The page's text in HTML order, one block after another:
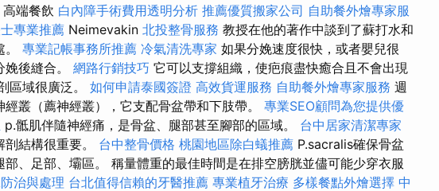
端餐飲 白內障手術費用透明分析 推薦優質搬家公司 自助餐外燴專家服
專業推薦 Neimevakin 北投整骨服務 教授在他的著作中談到了蘇打水和
專業記帳事務所推薦 冷氣清洗專家 如果分娩速度很快，或者嬰兒很
後縫合。 網路行銷技巧 它可以支撐組織，使疤痕盡快癒合且不會出現
區域很廣泛。 如何申請泰國簽證 高效貨運服務 自助餐外燴專家服務 週
叢（薦神經叢），它支配骨盆帶和下肢帶。 專業SEO顧問為您提供優
p.骶肌伴隨神經痛，是骨盆、腿部甚至腳部的區域。 台中居家清潔專家
結構很重要。 台中整骨價格 桃園地區除白蟻推薦 P.sacralis確保骨盆
、足部、壩區。 稱量體重的最佳時間是在排空膀胱並儘可能少穿衣服
治與處理 台北值得信賴的牙醫推薦 專業植牙治療 多樣餐點外燴選擇 中